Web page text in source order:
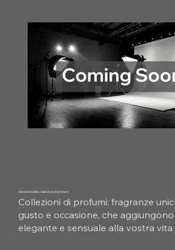
Selezione della collezione di profumi
Collezioni di profumi: fragranze
gusto e occasione, che
elegante e sensuale alla vostra